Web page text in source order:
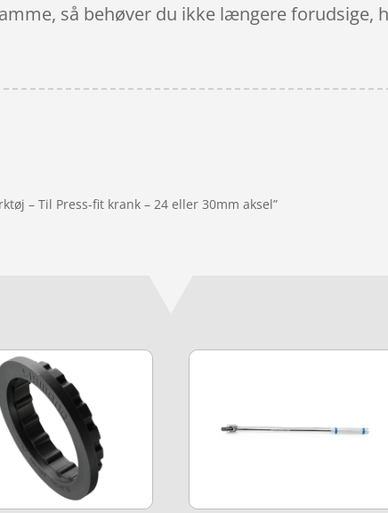
så behøver du ikke længere forudsige,
– Til Press-fit krank – 24 eller 30mm aksel”